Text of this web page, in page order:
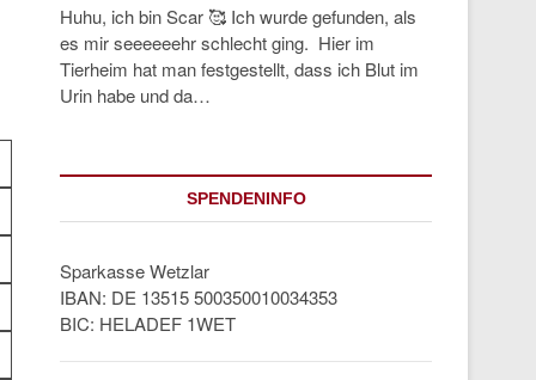
Huhu, ich bin Scar 🥰 Ich wurde gefunden, als
es mir seeeeeehr schlecht ging. Hier im
Tierheim hat man festgestellt, dass ich Blut im
Urin habe und da…
SPENDENINFO
Sparkasse Wetzlar
IBAN: DE 13515 500350010034353
BIC: HELADEF 1WET